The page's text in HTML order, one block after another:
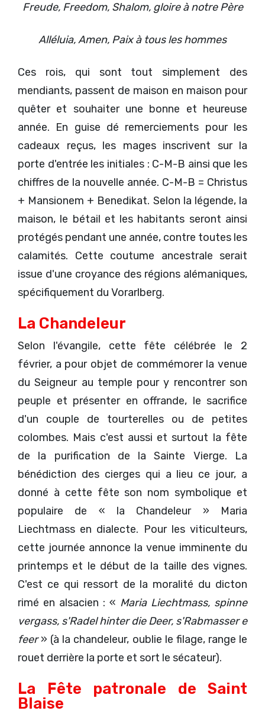
Freude, Freedom, Shalom, gloire à notre Père
Alléluia, Amen, Paix à tous les hommes
Ces rois, qui sont tout simplement des
mendiants, passent de maison en maison pour
quêter et souhaiter une bonne et heureuse
année. En guise dé remerciements pour les
cadeaux reçus, les mages inscrivent sur la
porte d'entrée les initiales : C-M-B ainsi que les
chiffres de la nouvelle année. C-M-B = Christus
+ Mansionem + Benedikat. Selon la légende, la
maison, le bétail et les habitants seront ainsi
protégés pendant une année, contre toutes les
calamités. Cette coutume ancestrale serait
issue d'une croyance des régions alémaniques,
spécifiquement du Vorarlberg.
La Chandeleur
Selon l'évangile, cette fête célébrée le 2
février, a pour objet de commémorer la venue
du Seigneur au temple pour y rencontrer son
peuple et présenter en offrande, le sacrifice
d'un couple de tourterelles ou de petites
colombes. Mais c'est aussi et surtout la fête
de la purification de la Sainte Vierge. La
bénédiction des cierges qui a lieu ce jour, a
donné à cette fête son nom symbolique et
populaire de « la Chandeleur » Maria
Liechtmass en dialecte. Pour les viticulteurs,
cette journée annonce la venue imminente du
printemps et le début de la taille des vignes.
C'est ce qui ressort de la moralité du dicton
rimé en alsacien : « Maria Liechtmass, spinne
vergass, s'Radel hinter die Deer, s'Rabmasser e
feer» (à la chandeleur, oublie le filage, range le
rouet derrière la porte et sort le sécateur).
La Fête patronale de Saint
Blaise